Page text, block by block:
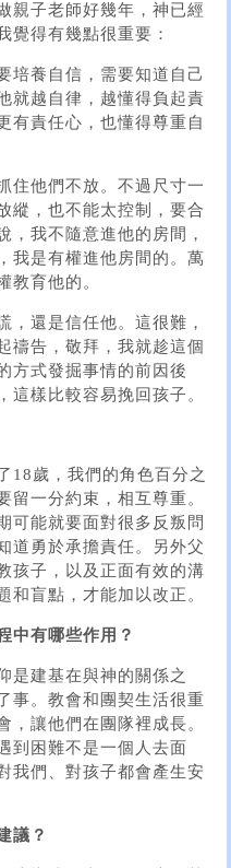
親子老師好幾年，神已經
覺得有幾點很重要：
培養自信，需要知道自己
就越自律，越懂得負起責
有責任心，也懂得尊重自
住他們不放。不過尺寸一
縱，也不能太控制，要合
，我不隨意進他的房間，
我是有權進他房間的。萬
教育他的。
，還是信任他。這很難，
禱告，敬拜，我就趁這個
方式發掘事情的前因後
這樣比較容易挽回孩子。
18歲，我們的角色百分之
留一分約束，相互尊重。
可能就要面對很多反叛問
道勇於承擔責任。另外父
孩子，以及正面有效的溝
和盲點，才能加以改正。
中有哪些作用？
是建基在與神的關係之
事。教會和團契生活很重
，讓他們在團隊裡成長。
到困難不是一個人去面
我們、對孩子都會產生安
議？